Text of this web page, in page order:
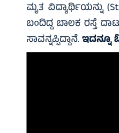
ಮೃತ ವಿದ್ಯಾರ್ಥಿಯನ್ನು
ಬಂದಿದ್ದ ಬಾಲಕ ರಸ್ತೆ
ಸಾವನ್ನಪ್ಪಿದ್ದಾನೆ.ಇದನ್ನೂ